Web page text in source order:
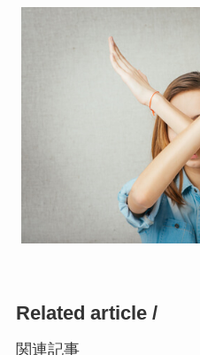
Related article /
関連記事